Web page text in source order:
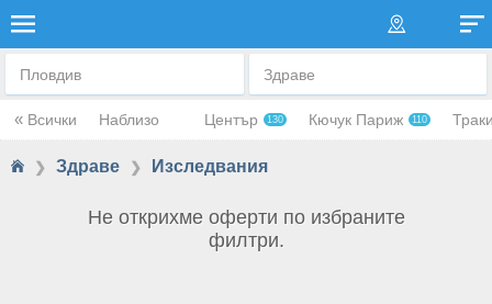
Пловдив Здраве
« Всички Наблизо Център 130 Кючук Париж 110
❯ Здраве ❯ Изследвания
Не открихме оферти по избраните
филтри.